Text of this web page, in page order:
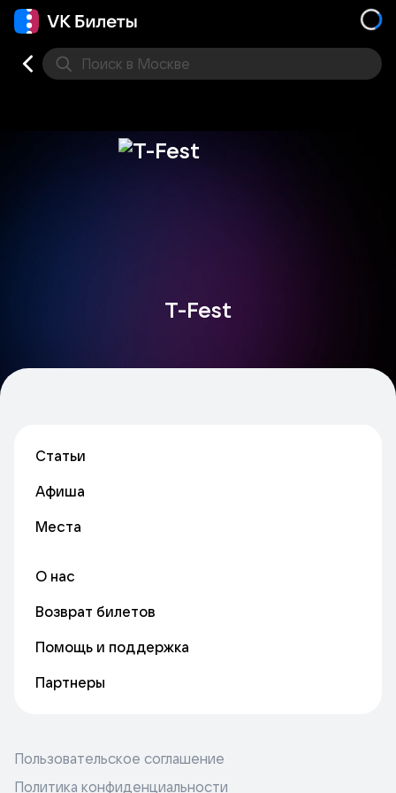
Поиск в Москве
T-Fest
Статьи
Афиша
Места
О нас
Возврат билетов
Помощь и поддержка
Партнеры
Пользовательское соглашение
Политика конфиденциальности